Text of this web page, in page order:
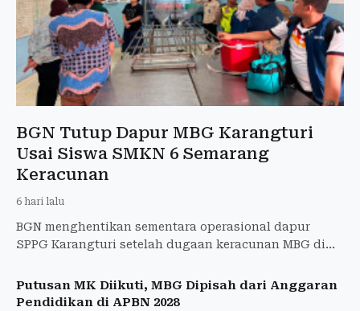
BGN Tutup Dapur MBG Karangturi
Usai Siswa SMKN 6 Semarang
Keracunan
6 hari lalu
BGN menghentikan sementara operasional dapur
SPPG Karangturi setelah dugaan keracunan MBG di
Putusan MK Diikuti, MBG Dipisah dari Anggaran
Pendidikan di APBN 2028